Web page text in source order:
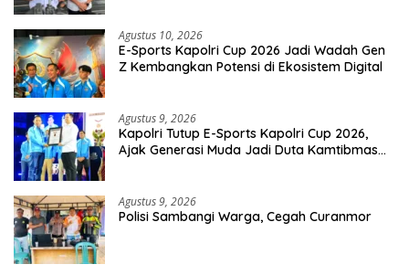
Agustus 10, 2026
E-Sports Kapolri Cup 2026 Jadi Wadah Gen
Z Kembangkan Potensi di Ekosistem Digital
Agustus 9, 2026
Kapolri Tutup E-Sports Kapolri Cup 2026,
Ajak Generasi Muda Jadi Duta Kamtibmas
Agustus 9, 2026
Polisi Sambangi Warga, Cegah Curanmor